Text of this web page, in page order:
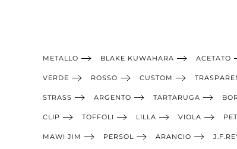
METALLO BLAKE KUWAHARA ACETATO
VERDE ROSSO CUSTOM
STRASS ARGENTO TARTARUGA
CLIP TOFFOLI LILLA VIOLA
MAWI JIM PERSOL ARANCIO